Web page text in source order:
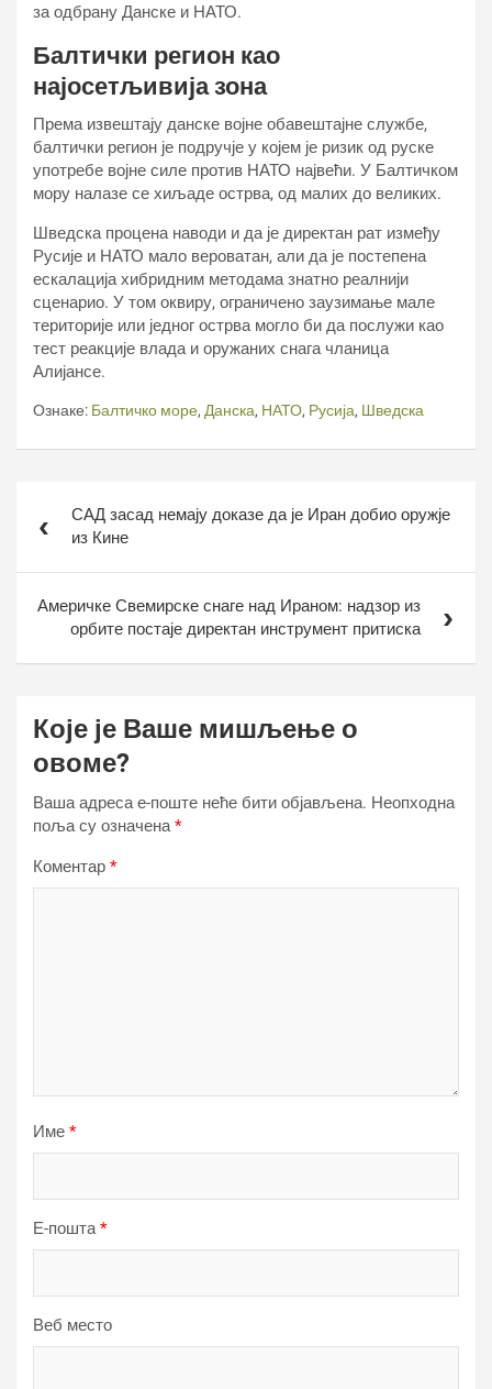
за одбрану Данске и НАТО.
Балтички регион као
најосетљивија зона
Према извештају данске војне обавештајне службе,
балтички регион је подручје у којем је ризик од руске
употребе војне силе против НАТО највећи. У Балтичком
мору налазе се хиљаде острва, од малих до великих.
Шведска процена наводи и да је директан рат између
Русије и НАТО мало вероватан, али да је постепена
ескалација хибридним методама знатно реалнији
сценарио. У том оквиру, ограничено заузимање мале
територије или једног острва могло би да послужи као
тест реакције влада и оружаних снага чланица
Алијансе.
Ознаке: Балтичко море, Данска, НАТО, Русија, Шведска
чланкаСАД засад немају доказе да је Иран добио оружје
из Кине
Америчке Свемирске снаге над Ираном: надзор из
орбите постаје директан инструмент притиска
Које је Ваше мишљење о
овоме?
Ваша адреса е-поште неће бити објављена. Неопходна
поља су означена*
Коментар *
Име *
Е-пошта*
Веб место